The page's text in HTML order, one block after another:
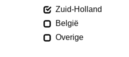
Zuid-Holland
België
Overige